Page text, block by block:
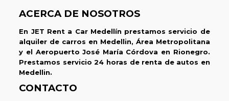
ACERCA DE NOSOTROS
En JET Rent a Car Medellín prestamos servicio de
alquiler de carros en Medellin, Área Metropolitana
y el Aeropuerto José María Córdova en Rionegro.
Prestamos servicio 24 horas de renta de autos en
Medellin.
CONTACTO